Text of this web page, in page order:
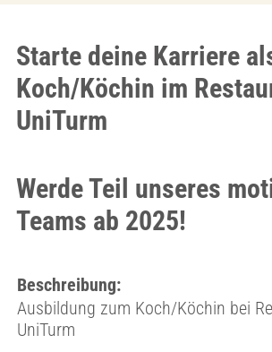
Starte deine Karriere
Koch/Köchin im
UniTurm
Werde Teil unseres
Teams ab 2025!
Beschreibung:
Ausbildung zum Koch/Köchin bei
UniTurm